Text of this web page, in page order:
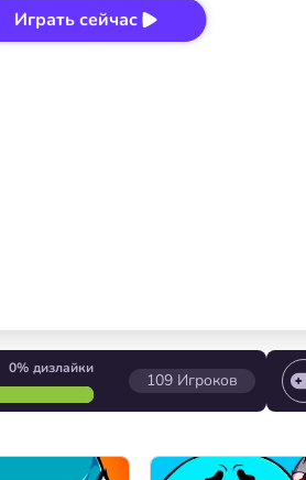
Играть сейчас
0% дизлайки
109 Игроков